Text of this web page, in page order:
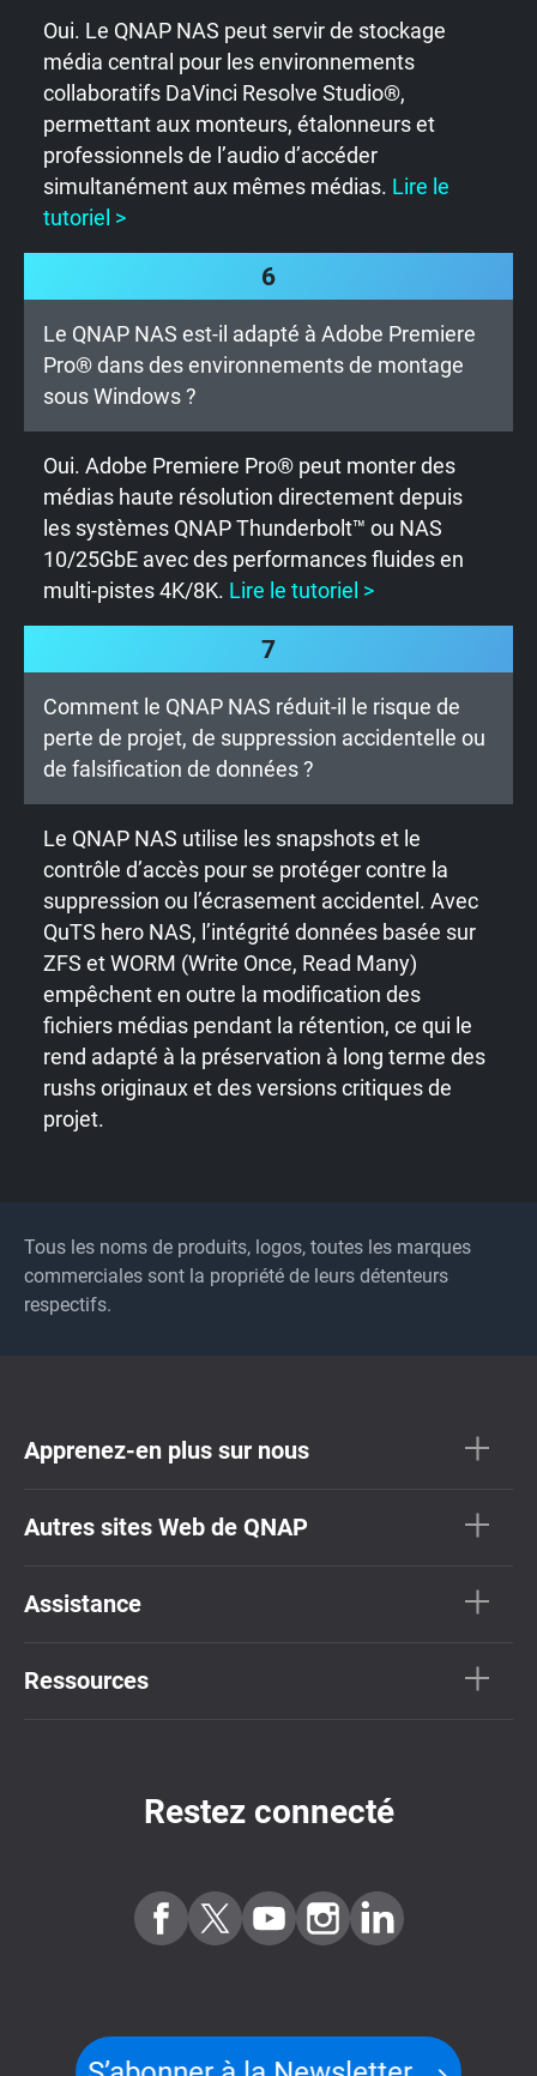
Oui. Le QNAP NAS peut servir de stockage
média central pour les environnements
collaboratifs DaVinci Resolve Studio®,
permettant aux monteurs, étalonneurs et
professionnels de l’audio d’accéder
simultanément aux mêmes médias. Lire le
tutoriel >
6
Le QNAP NAS est-il adapté à Adobe Premiere
Pro® dans des environnements de montage
sous Windows ?
Oui. Adobe Premiere Pro® peut monter des
médias haute résolution directement depuis
les systèmes QNAP Thunderbolt™ ou NAS
10/25GbE avec des performances fluides en
multi-pistes 4K/8K. Lire le tutoriel >
7
Comment le QNAP NAS réduit-il le risque de
perte de projet, de suppression accidentelle ou
de falsification de données ?
Le QNAP NAS utilise les snapshots et le
contrôle d’accès pour se protéger contre la
suppression ou l’écrasement accidentel. Avec
QuTS hero NAS, l’intégrité données basée sur
ZFS et WORM (Write Once, Read Many)
empêchent en outre la modification des
fichiers médias pendant la rétention, ce qui le
rend adapté à la préservation à long terme des
rushs originaux et des versions critiques de
projet.
Tous les noms de produits, logos, toutes les marques
commerciales sont la propriété de leurs détenteurs
respectifs.
Apprenez-en plus sur nous
Autres sites Web de QNAP
Assistance
Ressources
Restez connecté